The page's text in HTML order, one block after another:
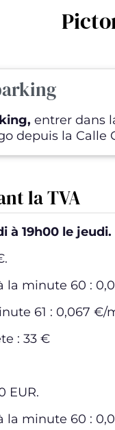
entrer dans
depuis la Calle
la TVA
à 19h00 le jeudi.
la minute 60 :
61 : 0,067 €/
: 33 €
EUR.
la minute 60 :